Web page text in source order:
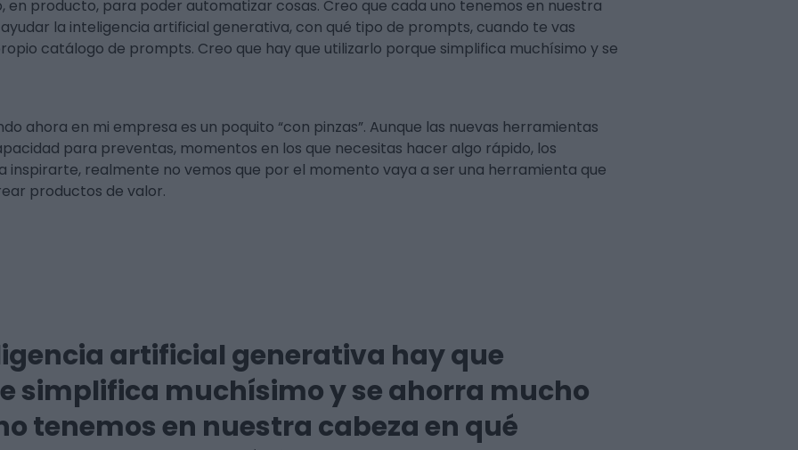
producto, para poder automatizar cosas. Creo que cada uno tenemos en nuestra
la inteligencia artificial generativa, con qué tipo de prompts, cuando te vas
catálogo de prompts. Creo que hay que utilizarlo porque simplifica muchísimo y se
ahora en mi empresa es un poquito “con pinzas”. Aunque las nuevas herramientas
para preventas, momentos en los que necesitas hacer algo rápido, los
inspirarte, realmente no vemos que por el momento vaya a ser una herramienta que
productos de valor.
artificial generativa hay que
simplifica muchísimo y se ahorra mucho
tenemos en nuestra cabeza en qué